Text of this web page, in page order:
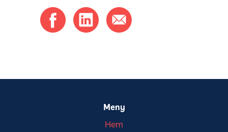
Meny
Hem